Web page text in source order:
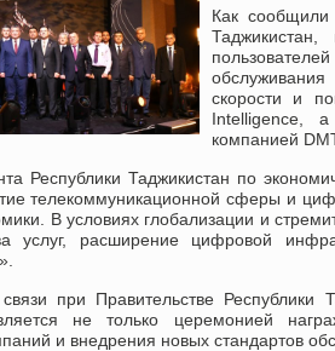
Как
Таджикистан,
скорости и
Intelligence,
компанией
Республики Таджикистан по
телекоммуникационной сферы и
В условиях глобализации и
услуг, расширение цифровой
при Правительстве
не только церемонией
и внедрения новых стандартов